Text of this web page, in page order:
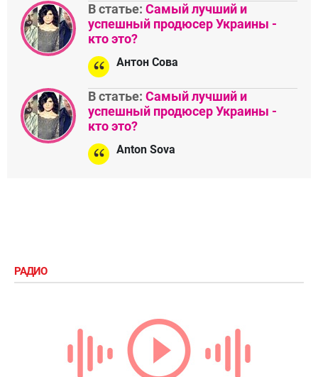
В статье: Самый лучший и
успешный продюсер Украины -
кто это?
Антон Сова
В статье: Самый лучший и
успешный продюсер Украины -
кто это?
Anton Sova
РАДИО